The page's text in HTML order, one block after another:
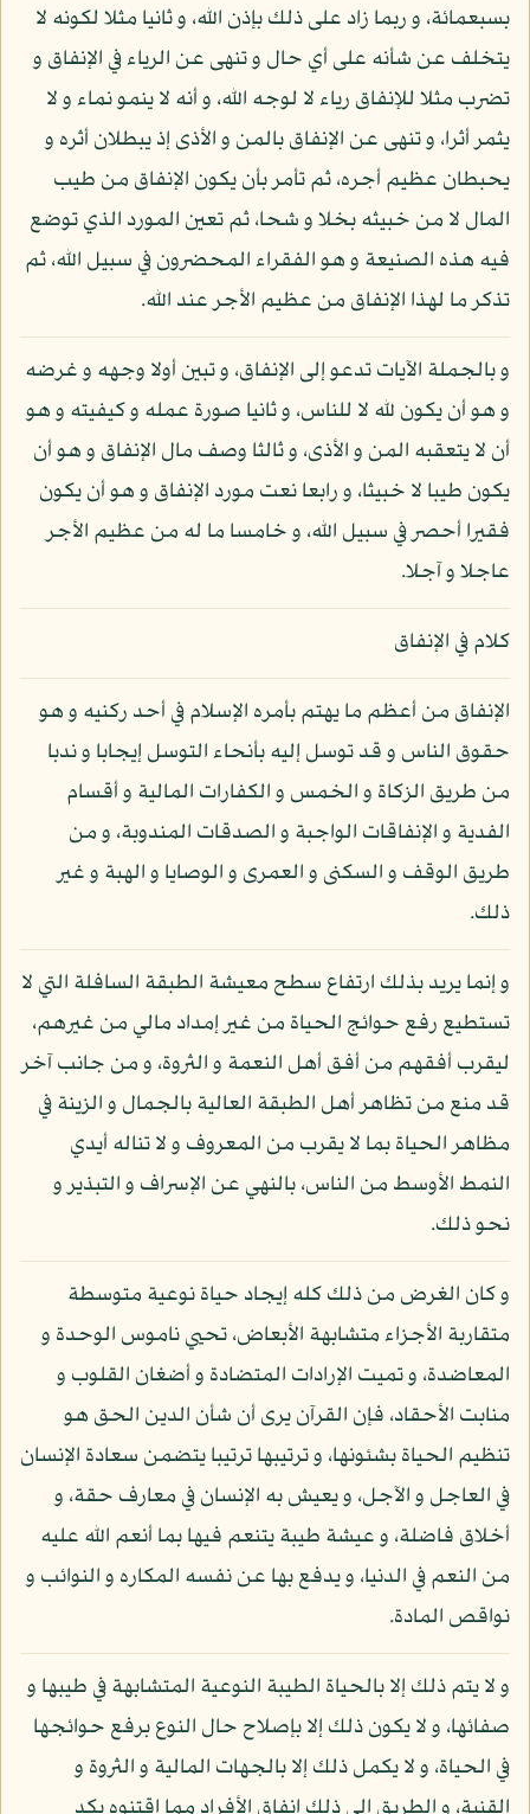
بسبعمائة، و ربما زاد على ذلك بإذن الله، و ثانيا مثلا لكونه لا
يتخلف عن شأنه على أي حال و تنهى عن الرياء في الإنفاق و
تضرب مثلا للإنفاق رياء لا لوجه الله، و أنه لا ينمو نماء و لا
يثمر أثرا، و تنهى عن الإنفاق بالمن و الأذى إذ يبطلان أثره و
يحبطان عظيم أجره، ثم تأمر بأن يكون الإنفاق من طيب
المال لا من خبيثه بخلا و شحا، ثم تعين المورد الذي توضع
فيه هذه الصنيعة و هو الفقراء المحضرون في سبيل الله، ثم
تذكر ما لهذا الإنفاق من عظيم الأجر عند الله.
و بالجملة الآيات تدعو إلى الإنفاق، و تبين أولا وجهه و غرضه
و هو أن يكون لله لا للناس، و ثانيا صورة عمله و كيفيته و هو
أن لا يتعقبه المن و الأذى، و ثالثا وصف مال الإنفاق و هو أن
يكون طيبا لا خبيثا، و رابعا نعت مورد الإنفاق و هو أن يكون
فقيرا أحصر في سبيل الله، و خامسا ما له من عظيم الأجر
عاجلا و آجلا.
كلام في الإنفاق
الإنفاق من أعظم ما يهتم بأمره الإسلام في أحد ركنيه و هو
حقوق الناس و قد توسل إليه بأنحاء التوسل إيجابا و ندبا
من طريق الزكاة و الخمس و الكفارات المالية و أقسام
الفدية و الإنفاقات الواجبة و الصدقات المندوبة، و من
طريق الوقف و السكنى و العمرى و الوصايا و الهبة و غير
ذلك.
و إنما يريد بذلك ارتفاع سطح معيشة الطبقة السافلة التي لا
تستطيع رفع حوائج الحياة من غير إمداد مالي من غيرهم،
ليقرب أفقهم من أفق أهل النعمة و الثروة، و من جانب آخر
قد منع من تظاهر أهل الطبقة العالية بالجمال و الزينة في
مظاهر الحياة بما لا يقرب من المعروف و لا تناله أيدي
النمط الأوسط من الناس، بالنهي عن الإسراف و التبذير و
نحو ذلك.
و كان الغرض من ذلك كله إيجاد حياة نوعية متوسطة
متقاربة الأجزاء متشابهة الأبعاض، تحيي ناموس الوحدة و
المعاضدة، و تميت الإرادات المتضادة و أضغان القلوب و
منابت الأحقاد، فإن القرآن يرى أن شأن الدين الحق هو
تنظيم الحياة بشئونها، و ترتيبها ترتيبا يتضمن سعادة الإنسان
في العاجل و الآجل، و يعيش به الإنسان في معارف حقة، و
أخلاق فاضلة، و عيشة طيبة يتنعم فيها بما أنعم الله عليه
من النعم في الدنيا، و يدفع بها عن نفسه المكاره و النوائب و
نواقص المادة.
و لا يتم ذلك إلا بالحياة الطيبة النوعية المتشابهة في طيبها و
صفائها، و لا يكون ذلك إلا بإصلاح حال النوع برفع حوائجها
في الحياة، و لا يكمل ذلك إلا بالجهات المالية و الثروة و